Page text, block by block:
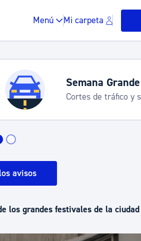
Menú Mi carpeta
Espacio público, residuos y
Semana
Cortes de tráfico y
avisos
los grandes festivales de la ciudad